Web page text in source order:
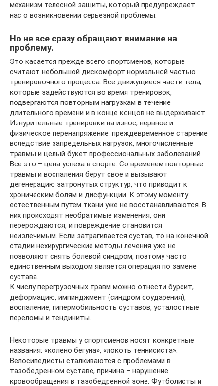
механизм телесной защиты, который предупреждает
нас о возникновении серьезной проблемы.
Но не все сразу обращают внимание на
проблему.
Это касается прежде всего спортсменов, которые
считают небольшой дискомфорт нормальной частью
тренировочного процесса. Все движущиеся части тела,
которые задействуются во время тренировок,
подвергаются повторным нагрузкам в течение
длительного времени и в конце концов не выдерживают.
Изнурительные тренировки на износ, нервное и
физическое перенапряжение, преждевременное старение
вследствие запредельных нагрузок, многочисленные
травмы и целый букет профессиональных заболеваний.
Все это – цена успеха в спорте. Со временем повторные
травмы и воспаления берут свое и вызывают
дегенерацию затронутых структур, что приводит к
хроническим болям и дисфункции. К этому моменту
естественным путем ткани уже не восстанавливаются. В
них происходят необратимые изменения, они
перерождаются, и повреждение становится
неизлечимым. Если затрагивается сустав, то на конечной
стадии нехирургические методы лечения уже не
позволяют снять болевой синдром, поэтому часто
единственным выходом является операция по замене
сустава.
К числу перегрузочных травм можно отнести бурсит,
деформацию, импинджмент (синдром соударения),
воспаление, гипермобильность суставов, усталостные
переломы и тендиниты.
Некоторые травмы у спортсменов носят конкретные
названия: «колено бегуна», «локоть теннисиста».
Велосипедисты сталкиваются с проблемами в
тазобедренном суставе, причина – нарушение
кровообращения в тазобедренной зоне. Футболисты и